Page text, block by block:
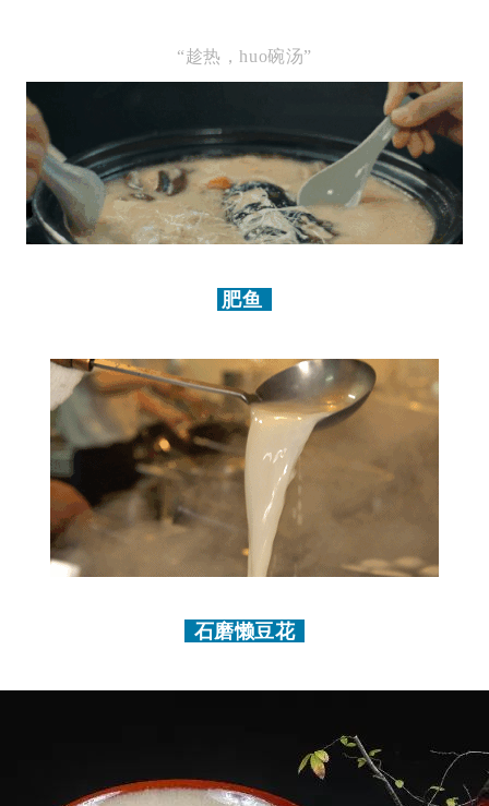
“趁热，huo碗汤”
肥鱼
石磨懒豆花